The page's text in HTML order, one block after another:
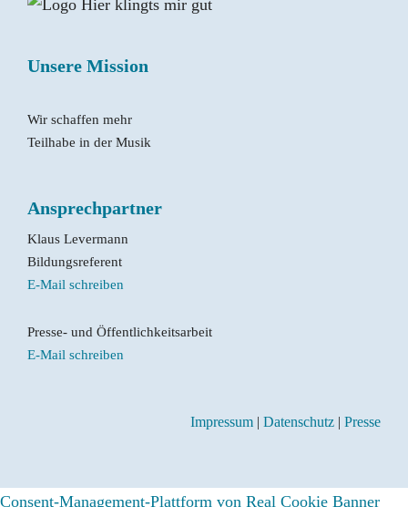
Unsere Mission
Wir schaffen mehr
Teilhabe in der Musik
Ansprechpartner
Klaus Levermann
Bildungsreferent
E-Mail schreiben
Presse- und Öffentlichkeitsarbeit
E-Mail schreiben
Impressum | Datenschutz | Presse
Consent-Management-Plattform von Real Cookie Banner